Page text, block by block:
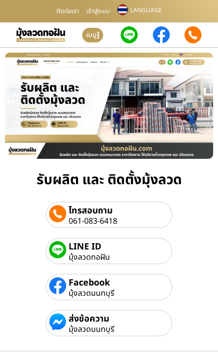
ติดต่อเรา เข้าสู่ระบบ LANGUAGE
เมนู
รับผลิต และ ติดตั้งมุ้งลวด
โทรสอบถาม
061-083-6418
LINE ID
มุ้งลวดทอฝัน
Facebook
มุ้งลวดนนทบุรี
ส่งข้อความ
มุ้งลวดนนทบุรี